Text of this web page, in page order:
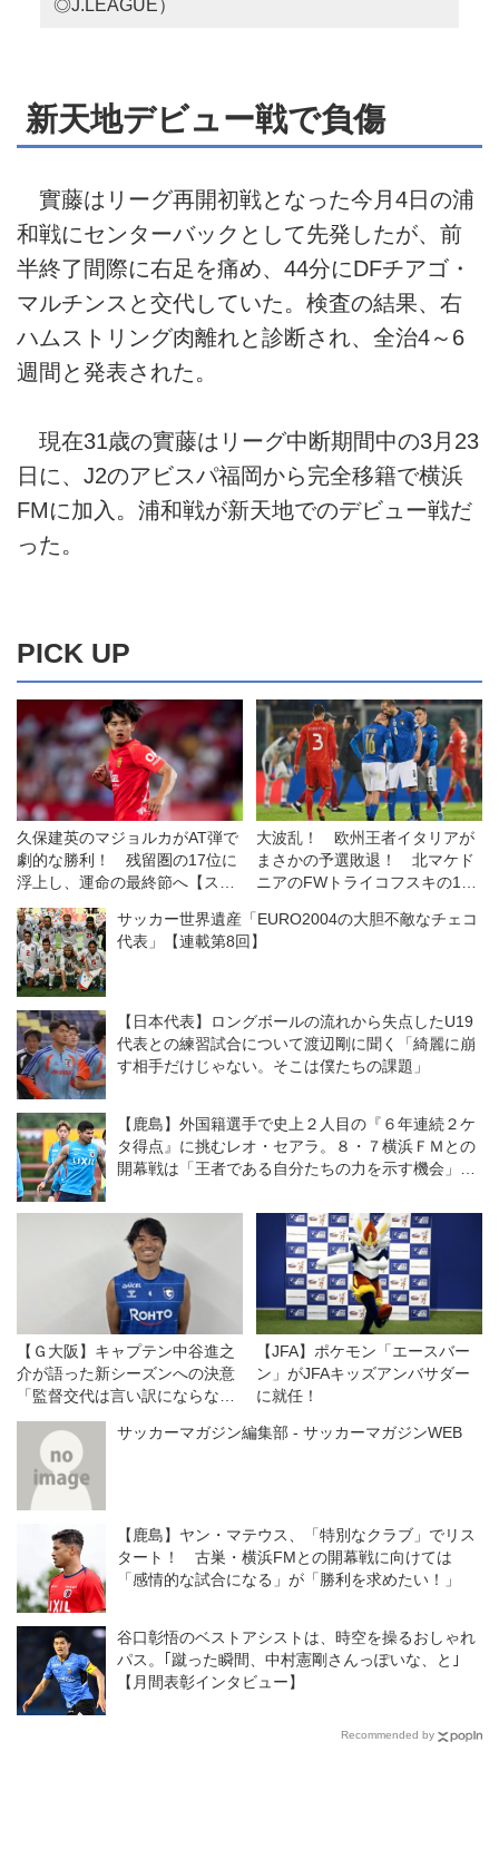
◎J.LEAGUE）
新天地デビュー戦で負傷
實藤はリーグ再開初戦となった今月4日の浦
和戦にセンターバックとして先発したが、前
半終了間際に右足を痛め、44分にDFチアゴ・
マルチンスと交代していた。検査の結果、右
ハムストリング肉離れと診断され、全治4～6
週間と発表された。
現在31歳の實藤はリーグ中断期間中の3月23
日に、J2のアビスパ福岡から完全移籍で横浜
FMに加入。浦和戦が新天地でのデビュー戦だ
った。
PICK UP
久保建英のマジョルカがAT弾で
劇的な勝利！ 残留圏の17位に
浮上し、運命の最終節へ【スペ
イン】
大波乱！ 欧州王者イタリアが
まさかの予選敗退！ 北マケド
ニアのFWトライコフスキの1発
サッカー世界遺産「EURO2004の大胆不敵なチェコ
代表」【連載第8回】
【日本代表】ロングボールの流れから失点したU19
代表との練習試合について渡辺剛に聞く「綺麗に崩
す相手だけじゃない。そこは僕たちの課題」
【鹿島】外国籍選手で史上２人目の『６年連続２ケ
タ得点』に挑むレオ・セアラ。８・７横浜ＦＭとの
開幕戦は「王者である自分たちの力を示す機会」と
【Ｇ大阪】キャプテン中谷進之
介が語った新シーズンへの決意
「監督交代は言い訳にならな
い。結果が出せなければ、ツケ
は全部、自分たちに回ってく
る」
【JFA】ポケモン「エースバー
ン」がJFAキッズアンバサダー
に就任！
サッカーマガジン編集部 - サッカーマガジンWEB
【鹿島】ヤン・マテウス、「特別なクラブ」でリス
タート！ 古巣・横浜FMとの開幕戦に向けては
「感情的な試合になる」が「勝利を求めたい！」
谷口彰悟のベストアシストは、時空を操るおしゃれ
パス。｢蹴った瞬間、中村憲剛さんっぽいな、と｣
【月間表彰インタビュー】
Recommended by